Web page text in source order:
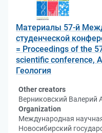
Материалы 57-й
студенческой
= Proceedings of the
scientific conference,
Геология
Other creators
Верниковский Валерий
Organization
Международная
Новосибирский